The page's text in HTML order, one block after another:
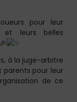
pour leur
et leurs belles
à la juge-arbitre
parents pour leur
de ce